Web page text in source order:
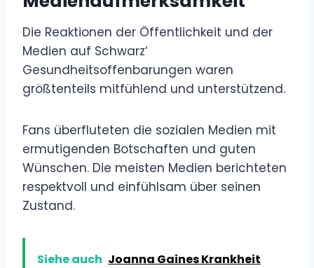
Die Reaktionen der Öffentlichkeit und der
Medien auf Schwarz‘
Gesundheitsoffenbarungen waren
größtenteils mitfühlend und unterstützend.
Fans überfluteten die sozialen Medien mit
ermutigenden Botschaften und guten
Wünschen. Die meisten Medien berichteten
respektvoll und einfühlsam über seinen
Zustand.
Siehe auch Joanna Gaines Krankheit